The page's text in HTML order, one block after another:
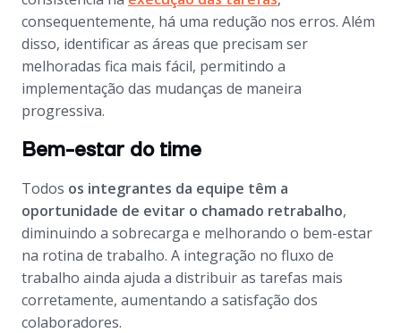
consequentemente, há uma redução nos erros. Além
disso, identificar as áreas que precisam ser
melhoradas fica mais fácil, permitindo a
implementação das mudanças de maneira
progressiva.
Bem-estar do time
Todos os integrantes da equipe têm a
oportunidade de evitar o chamado retrabalho,
diminuindo a sobrecarga e melhorando o bem-estar
na rotina de trabalho. A integração no fluxo de
trabalho ainda ajuda a distribuir as tarefas mais
corretamente, aumentando a satisfação dos
colaboradores.